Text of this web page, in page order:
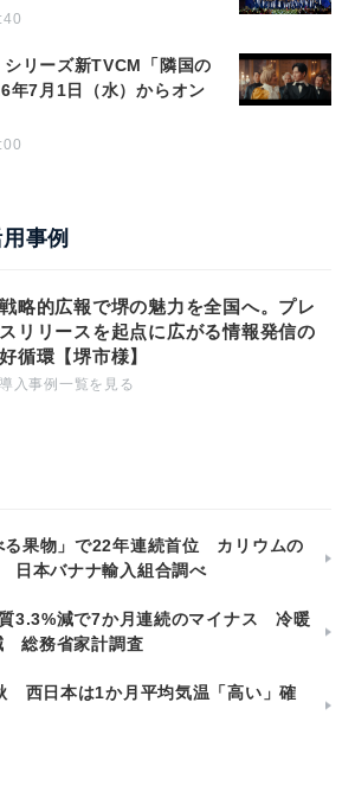
シリーズ新TVCM「隣国の
年7月1日（水）からオン
事例
戦略的広報で堺の魅力を全国へ。プレ
スリリースを起点に広がる情報発信の
好循環【堺市様】
導入事例一覧を見る
る果物」で22年連続首位 カリウムの
日本バナナ輸入組合調べ
3.3%減で7か月連続のマイナス 冷暖
総務省家計調査
西日本は1か月平均気温「高い」確